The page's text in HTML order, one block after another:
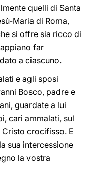
quelli di Santa
Maria di Roma,
si offre sia ricco di
far
a ciascuno.
e agli sposi
Bosco, padre e
guardate a lui
cari ammalati, sul
crocifisso. E
sua intercessione
la vostra